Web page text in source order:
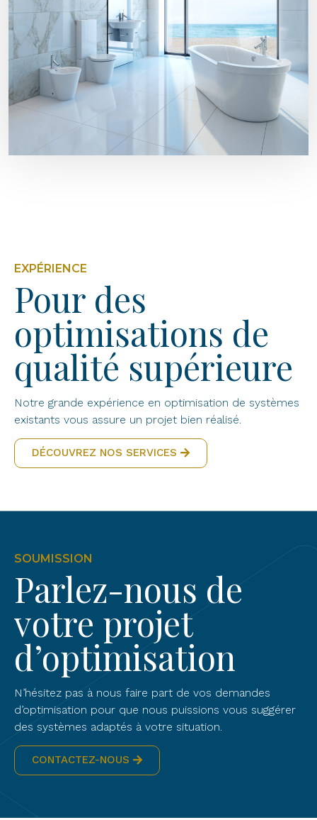
EXPÉRIENCE
Pour des
optimisations de
qualité supérieure
Notre grande expérience en optimisation de systèmes
existants vous assure un projet bien réalisé.
DÉCOUVREZ NOS SERVICES
SOUMISSION
Parlez-nous de
votre projet
d’optimisation
N’hésitez pas à nous faire part de vos demandes
d’optimisation pour que nous puissions vous suggérer
des systèmes adaptés à votre situation.
CONTACTEZ-NOUS